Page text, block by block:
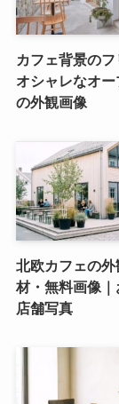
カフェ背景のフ
オシャレなオ
の外観画像
北欧カフェの
材・無料画像
店舗写真